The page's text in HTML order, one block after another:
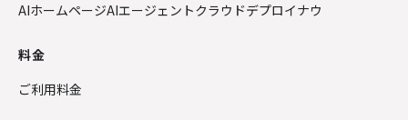
AIホームページAIエージェントクラウドデプロイナウ
料金
ご利用料金